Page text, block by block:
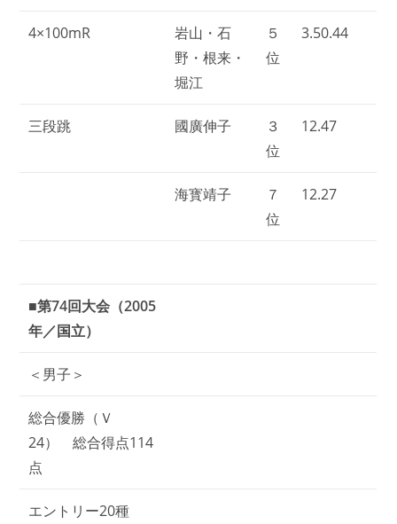
4×100mR
岩山・石
野・根来・
堀江
５
位
3.50.44
三段跳 國廣伸子
３
位
12.47
海寳靖子
７
位
12.27
■第74回大会（2005
年／国立）
＜男子＞
総合優勝（Ｖ
24） 総合得点114
点
エントリー20種